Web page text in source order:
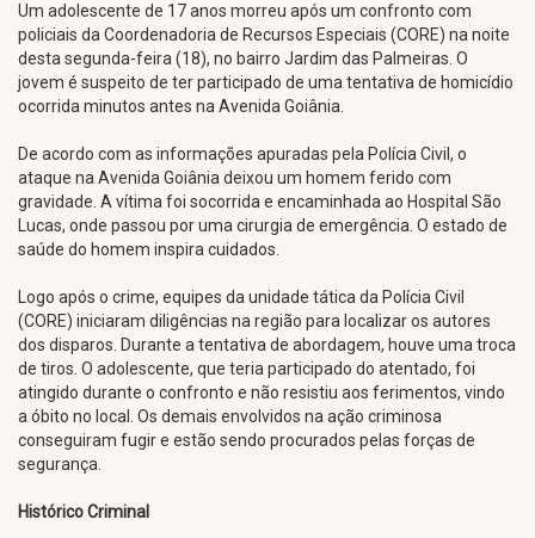
Um adolescente de 17 anos morreu após um confronto com
policiais da Coordenadoria de Recursos Especiais (CORE) na noite
desta segunda-feira (18), no bairro Jardim das Palmeiras. O
jovem é suspeito de ter participado de uma tentativa de homicídio
ocorrida minutos antes na Avenida Goiânia.
De acordo com as informações apuradas pela Polícia Civil, o
ataque na Avenida Goiânia deixou um homem ferido com
gravidade. A vítima foi socorrida e encaminhada ao Hospital São
Lucas, onde passou por uma cirurgia de emergência. O estado de
saúde do homem inspira cuidados.
Logo após o crime, equipes da unidade tática da Polícia Civil
(CORE) iniciaram diligências na região para localizar os autores
dos disparos. Durante a tentativa de abordagem, houve uma troca
de tiros. O adolescente, que teria participado do atentado, foi
atingido durante o confronto e não resistiu aos ferimentos, vindo
a óbito no local. Os demais envolvidos na ação criminosa
conseguiram fugir e estão sendo procurados pelas forças de
segurança.
Histórico Criminal